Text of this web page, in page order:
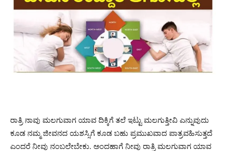
ರಾತ್ರಿ ನಾವು ಮಲಗುವಾಗ ಯಾವ ದಿಕ್ಕಿಗೆ ತಲೆ ಇಟ್ಟು ಮಲಗುತ್ತೀವಿ ಎನ್ನುವುದು
ಕೂಡ ನಮ್ಮ ಜೀವನದ ಯಶಸ್ಸಿಗೆ ಕೂಡ ಬಹು ಪ್ರಮುಖವಾದ ಪಾತ್ರವಹಿಸುತ್ತದೆ
ಎಂದರೆ ನೀವು ನಂಬಲೇಬೇಕು. ಅಂದಹಾಗೆ ನೀವು ರಾತ್ರಿ ಮಲಗುವಾಗ ಯಾವ